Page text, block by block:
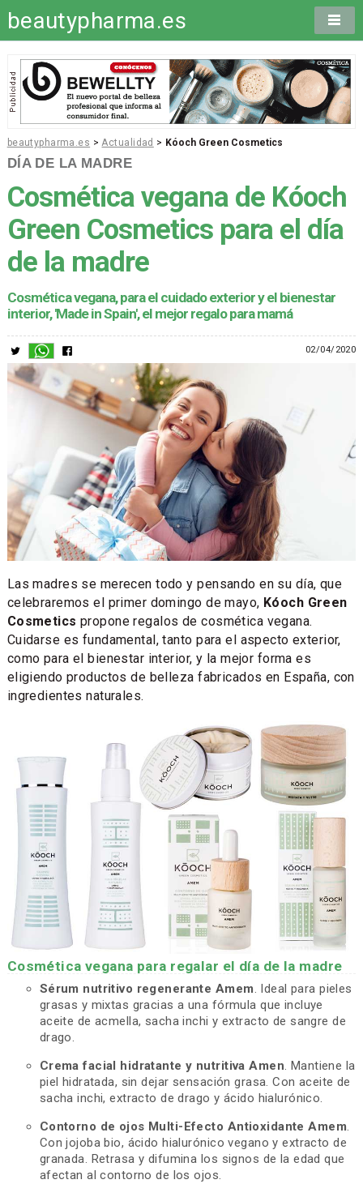
beautypharma.es
beautypharma.es >Actualidad > Kóoch Green Cosmetics
DÍA DE LA MADRE
Cosmética vegana de Kóoch
Green Cosmetics para el día
de la madre
Cosmética vegana, para el cuidado exterior y el bienestar
interior, 'Made in Spain', el mejor regalo para mamá
02/04/2020
Las madres se merecen todo y pensando en su día, que
celebraremos el primer domingo de mayo, Kóoch Green
Cosmetics propone regalos de cosmética vegana.
Cuidarse es fundamental, tanto para el aspecto exterior,
como para el bienestar interior, y la mejor forma es
eligiendo productos de belleza fabricados en España, con
ingredientes naturales.
Cosmética vegana para regalar el día de la madre
Sérum nutritivo regenerante Amem. Ideal para pieles
grasas y mixtas gracias a una fórmula que incluye
aceite de acmella, sacha inchi y extracto de sangre de
drago.
Crema facial hidratante y nutritiva Amen. Mantiene la
piel hidratada, sin dejar sensación grasa. Con aceite de
sacha inchi, extracto de drago y ácido hialurónico.
Contorno de ojos Multi-Efecto Antioxidante Amem.
Con jojoba bio, ácido hialurónico vegano y extracto de
granada. Retrasa y difumina los signos de la edad que
afectan al contorno de los ojos.